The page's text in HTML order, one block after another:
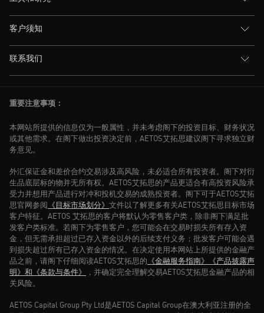
客户须知
联系我们
重要注意事项：
本网站所提供的信息仅为一般属性，并未考虑阁下的投资目标、财务状况
或其他需求。在阁下做出投资决定前，AETOS艾拓思建议阁下寻求独立财
务意见。
外汇保证金和差价合约交易涉及高风险，未必适合所有投资者。阁下对衍
生品底层标的物并无所有权。AETOS艾拓思的产品更适合有高投资风险承
受力并想用产品进行对冲和投机交易的成熟投资者。阁下可于AETOS艾拓
思官网参阅 《目标市场划分》 文件以了解更多有关AETOS艾拓思目标市场
客户特征。AETOS 艾拓思的客户将默认为零售客户类，除非阁下满足批
发客户类标准。若阁下为零售客户，您可能会在交易时损失所有存入资
金，但无需承担超过已存入资金以外的后续支付义务；批发客户可能会遇
到损失超过所有已存入资金的情况。在决定使用本网站上所提供的金融产
品之前，请阁下仔细阅读AETOS艾拓思的 《金融服务指南》
《产品披露声
明》和 《条款与条件》
，并确定完全理解交易AETOS艾拓思金融产品的相
关风险。
AETOS Capital Group Pty Ltd是AETOS Capital Group在澳大利亚注册的全